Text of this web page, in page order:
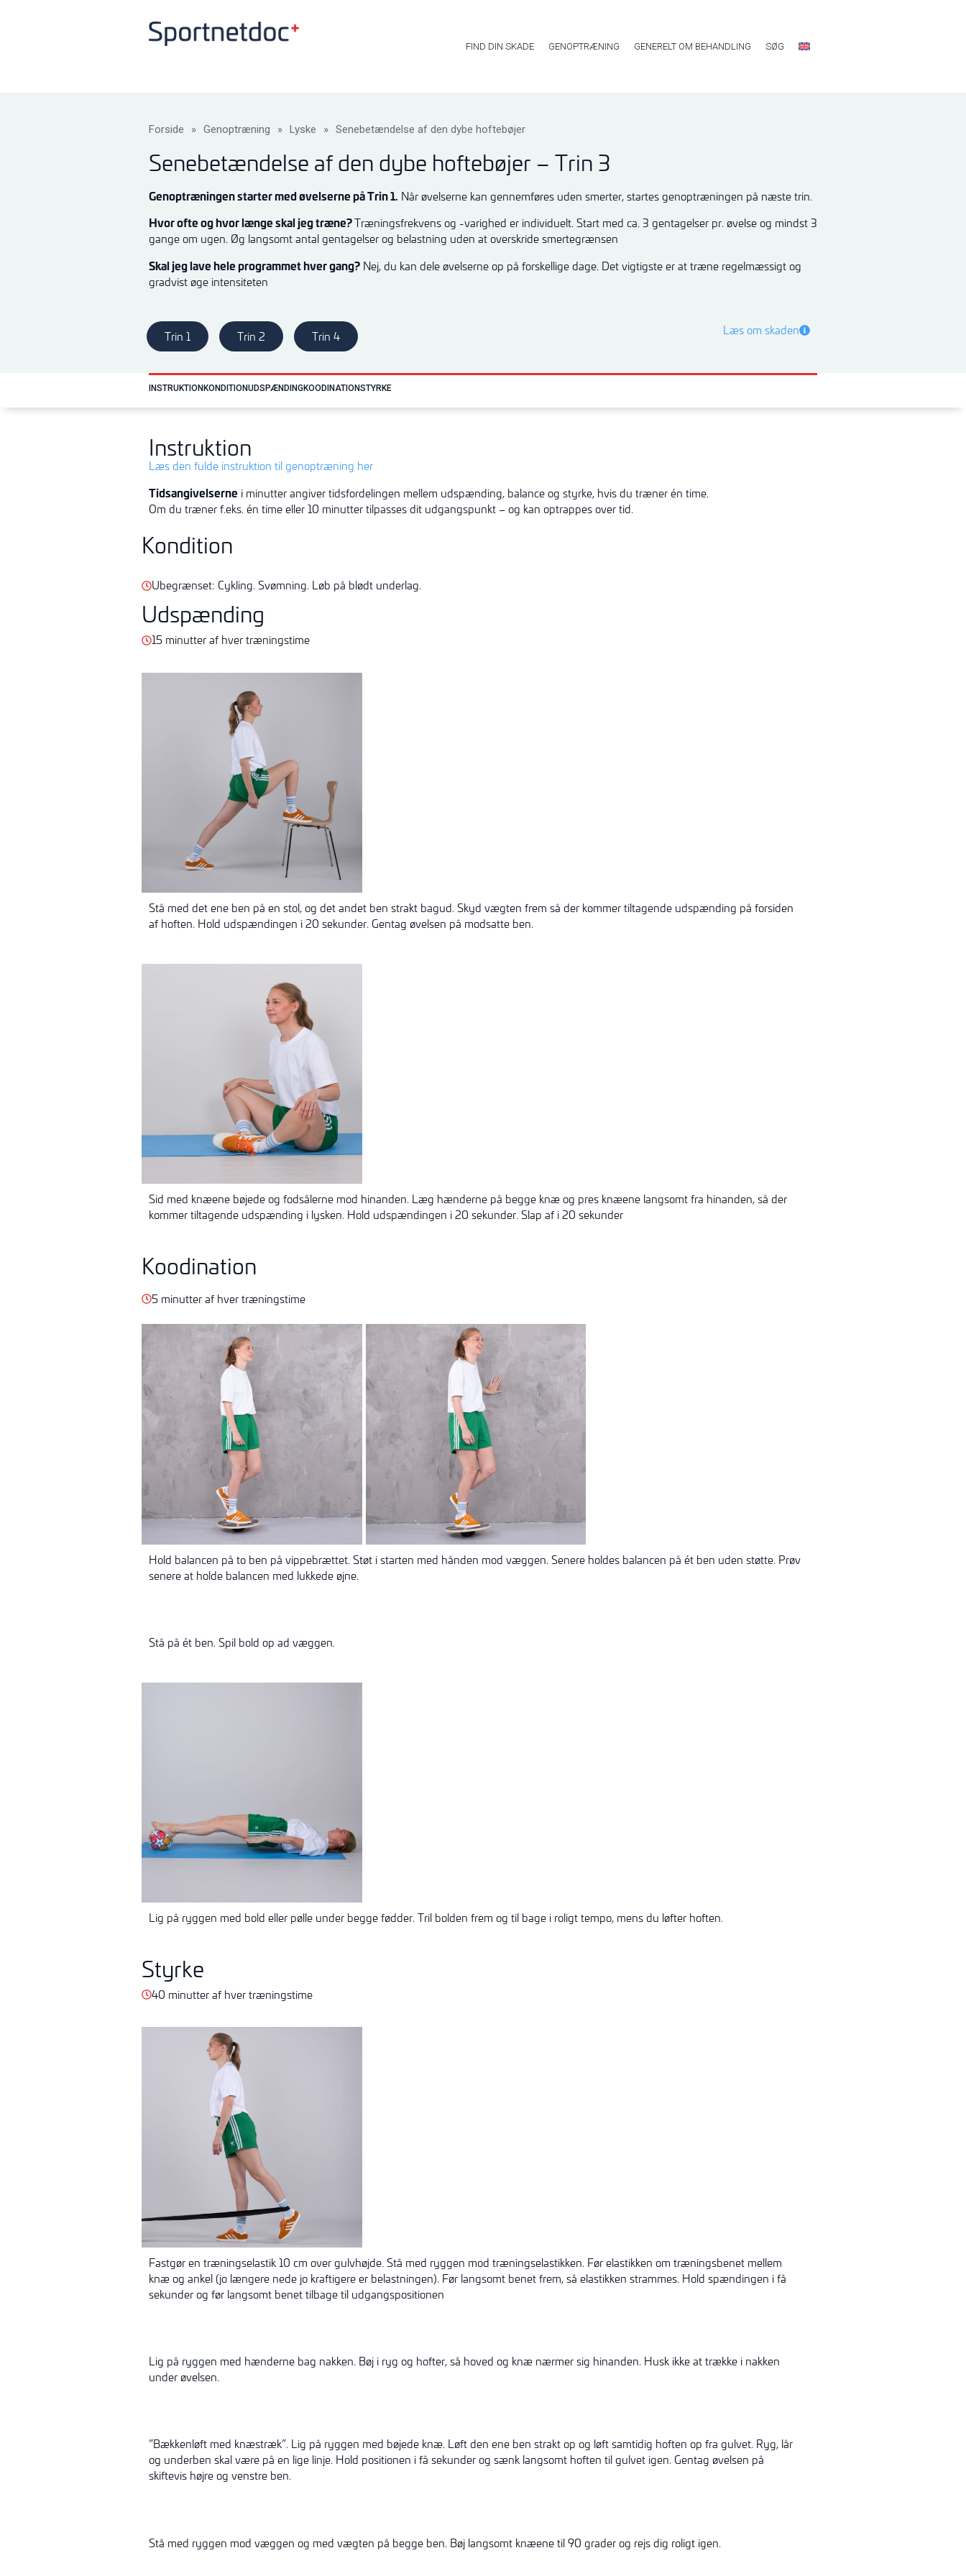
FIND DIN SKADE GENOPTRÆNING GENERELT OM BEHANDLING SØG
Forside » Genoptræning » Lyske » Senebetændelse af den dybe hoftebøjer
Senebetændelse af den dybe hoftebøjer – Trin 3
Genoptræningen starter med øvelserne på Trin 1. Når øvelserne kan gennemføres uden smerter, startes genoptræningen på næste trin.
Hvor ofte og hvor længe skal jeg træne?Træningsfrekvens og -varighed er individuelt. Start med ca. 3 gentagelser pr. øvelse og mindst 3
gange om ugen. Øg langsomt antal gentagelser og belastning uden at overskride smertegrænsen
Skal jeg lave hele programmet hver gang? Nej, du kan dele øvelserne op på forskellige dage. Det vigtigste er at træne regelmæssigt og
gradvist øge intensiteten
Trin 1 Trin 2 Trin 4 Læs om skaden
INSTRUKTION KONDITIONUDSPÆNDINGKOODINATIONSTYRKE
Instruktion
Læs den fulde instruktion til genoptræning her
Tidsangivelserne i minutter angiver tidsfordelingen mellem udspænding, balance og styrke, hvis du træner én time.
Om du træner f.eks. én time eller 10 minutter tilpasses dit udgangspunkt – og kan optrappes over tid.
Kondition
Ubegrænset: Cykling. Svømning. Løb på blødt underlag.
Udspænding
15 minutter af hver træningstime
Stå med det ene ben på en stol, og det andet ben strakt bagud. Skyd vægten frem så der kommer tiltagende udspænding på forsiden
af hoften. Hold udspændingen i 20 sekunder. Gentag øvelsen på modsatte ben.
Sid med knæene bøjede og fodsålerne mod hinanden. Læg hænderne på begge knæ og pres knæene langsomt fra hinanden, så der
kommer tiltagende udspænding i lysken. Hold udspændingen i 20 sekunder. Slap af i 20 sekunder
Koodination
5 minutter af hver træningstime
Hold balancen på to ben på vippebrættet. Støt i starten med hånden mod væggen. Senere holdes balancen på ét ben uden støtte. Prøv
senere at holde balancen med lukkede øjne.
Stå på ét ben. Spil bold op ad væggen.
Lig på ryggen med bold eller pølle under begge fødder. Tril bolden frem og til bage i roligt tempo, mens du løfter hoften.
Styrke
40 minutter af hver træningstime
Fastgør en træningselastik 10 cm over gulvhøjde. Stå med ryggen mod træningselastikken. Før elastikken om træningsbenet mellem
knæ og ankel (jo længere nede jo kraftigere er belastningen). Før langsomt benet frem, så elastikken strammes. Hold spændingen i få
sekunder og før langsomt benet tilbage til udgangspositionen
Lig på ryggen med hænderne bag nakken. Bøj i ryg og hofter, så hoved og knæ nærmer sig hinanden. Husk ikke at trække i nakken
under øvelsen.
”Bækkenløft med knæstræk”. Lig på ryggen med bøjede knæ. Løft den ene ben strakt op og løft samtidig hoften op fra gulvet. Ryg, lår
og underben skal være på en lige linje. Hold positionen i få sekunder og sænk langsomt hoften til gulvet igen. Gentag øvelsen på
skiftevis højre og venstre ben.
Stå med ryggen mod væggen og med vægten på begge ben. Bøj langsomt knæene til 90 grader og rejs dig roligt igen.